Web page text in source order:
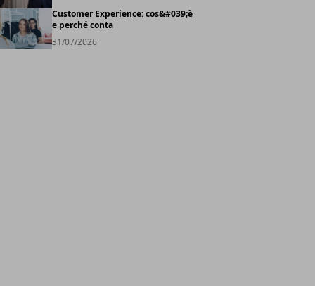
Customer Experience: cos&#039;è
e perché conta
31/07/2026